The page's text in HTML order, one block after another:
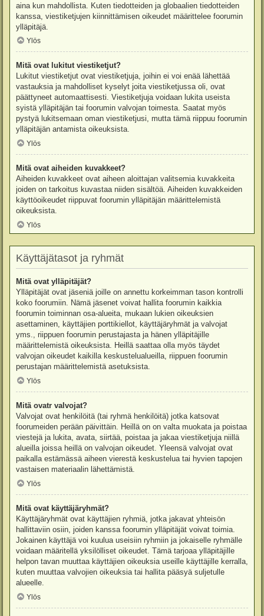
aina kun mahdollista. Kuten tiedotteiden ja globaalien tiedotteiden
kanssa, viestiketjujen kiinnittämisen oikeudet määrittelee foorumin
ylläpitäjä.
Ylös
Mitä ovat lukitut viestiketjut?
Lukitut viestiketjut ovat viestiketjuja, joihin ei voi enää lähettää
vastauksia ja mahdolliset kyselyt joita viestiketjussa oli, ovat
päättyneet automaattisesti. Viestiketjuja voidaan lukita useista
syistä ylläpitäjän tai foorumin valvojan toimesta. Saatat myös
pystyä lukitsemaan oman viestiketjusi, mutta tämä riippuu foorumin
ylläpitäjän antamista oikeuksista.
Ylös
Mitä ovat aiheiden kuvakkeet?
Aiheiden kuvakkeet ovat aiheen aloittajan valitsemia kuvakkeita
joiden on tarkoitus kuvastaa niiden sisältöä. Aiheiden kuvakkeiden
käyttöoikeudet riippuvat foorumin ylläpitäjän määrittelemistä
oikeuksista.
Ylös
Käyttäjätasot ja ryhmät
Mitä ovat ylläpitäjät?
Ylläpitäjät ovat jäseniä joille on annettu korkeimman tason kontrolli
koko foorumiin. Nämä jäsenet voivat hallita foorumin kaikkia
foorumin toiminnan osa-alueita, mukaan lukien oikeuksien
asettaminen, käyttäjien porttikiellot, käyttäjäryhmät ja valvojat
yms., riippuen foorumin perustajasta ja hänen ylläpitäjille
määrittelemistä oikeuksista. Heillä saattaa olla myös täydet
valvojan oikeudet kaikilla keskustelualueilla, riippuen foorumin
perustajan määrittelemistä asetuksista.
Ylös
Mitä ovatr valvojat?
Valvojat ovat henkilöitä (tai ryhmä henkilöitä) jotka katsovat
foorumeiden perään päivittäin. Heillä on on valta muokata ja poistaa
viestejä ja lukita, avata, siirtää, poistaa ja jakaa viestiketjuja niillä
alueilla joissa heillä on valvojan oikeudet. Yleensä valvojat ovat
paikalla estämässä aiheen vierestä keskustelua tai hyvien tapojen
vastaisen materiaalin lähettämistä.
Ylös
Mitä ovat käyttäjäryhmät?
Käyttäjäryhmät ovat käyttäjien ryhmiä, jotka jakavat yhteisön
hallittaviin osiin, joiden kanssa foorumin ylläpitäjät voivat toimia.
Jokainen käyttäjä voi kuulua useisiin ryhmiin ja jokaiselle ryhmälle
voidaan määritellä yksilölliset oikeudet. Tämä tarjoaa ylläpitäjille
helpon tavan muuttaa käyttäjien oikeuksia useille käyttäjille kerralla,
kuten muuttaa valvojien oikeuksia tai hallita pääsyä suljetulle
alueelle.
Ylös